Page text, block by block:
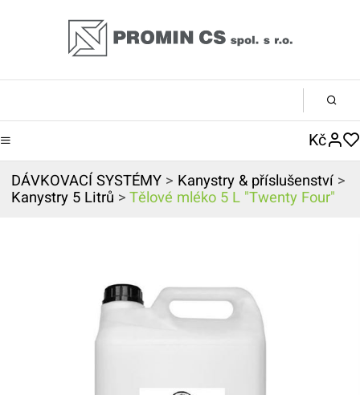
Kč
DÁVKOVACÍ SYSTÉMY > Kanystry & příslušenství >
Kanystry 5 Litrů >Tělové mléko 5 L "Twenty Four"